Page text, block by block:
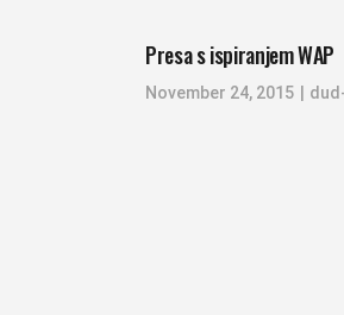
Presa s ispiranjem WAP
November 24, 2015